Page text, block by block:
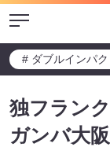
Menu
# ダブルインパ
独フラン
ガンバ大